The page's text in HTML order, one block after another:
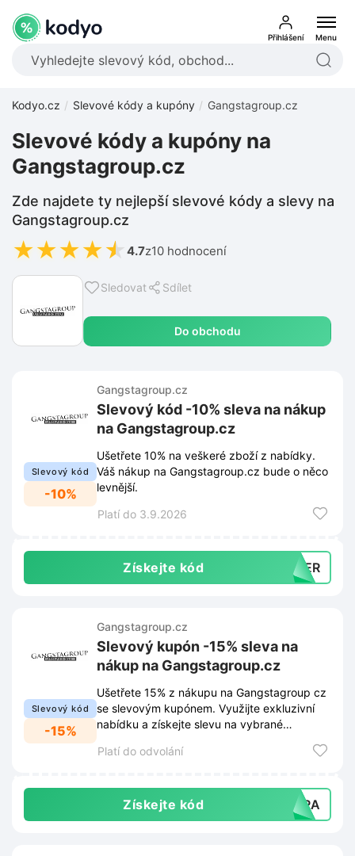
Přihlášení Menu
Kodyo.cz Slevové kódy a kupóny Gangstagroup.cz
Sledovat Sdílet
Do obchodu
Slevové kódy a kupóny na
Gangstagroup.cz
Zde najdete ty nejlepší slevové kódy a slevy na
Gangstagroup.cz
★★★★★ 4.7z10 hodnocení
Slevový kód
-10%
Gangstagroup.cz
Slevový kód -10% sleva na nákup
na Gangstagroup.cz
Ušetřete 10% na veškeré zboží z nabídky.
Váš nákup na Gangstagroup.cz bude o něco
levnější.
Platí do 3.9.2026
Získejte kód MMER
Slevový kód
-15%
Gangstagroup.cz
Slevový kupón -15% sleva na
nákup na Gangstagroup.cz
Ušetřete 15% z nákupu na Gangstagroup cz
se slevovým kupónem. Využijte exkluzivní
nabídku a získejte slevu na vybrané
Platí do odvolání
Získejte kód XTRA